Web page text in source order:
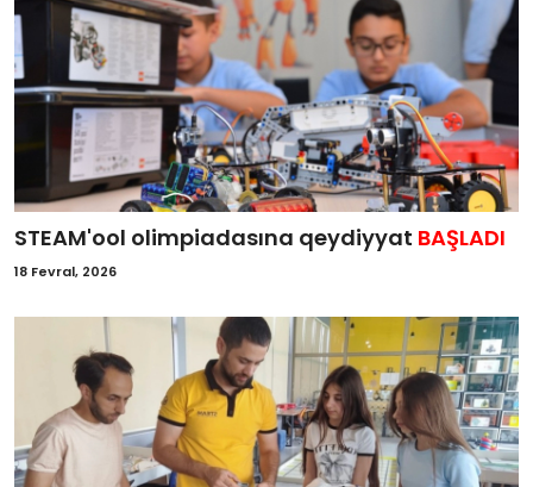
STEAM'ool olimpiadasına qeydiyyat BAŞLADI
18 Fevral, 2026